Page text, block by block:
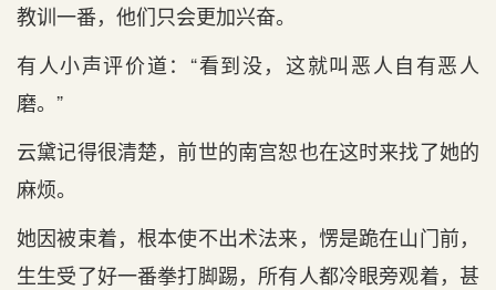
教训一番，他们只会更加兴奋。
有人小声评价道：“看到没，这就叫恶人自有恶人
磨。”
云黛记得很清楚，前世的南宫恕也在这时来找了她的
麻烦。
她因被束着，根本使不出术法来，愣是跪在山门前，
生生受了好一番拳打脚踢，所有人都冷眼旁观着，甚